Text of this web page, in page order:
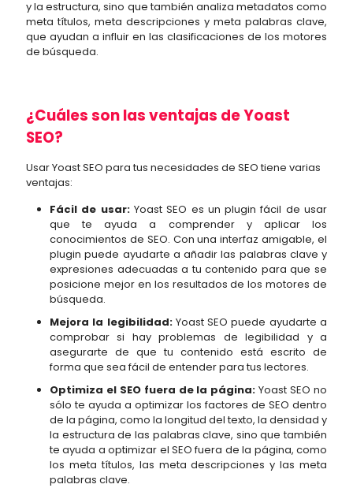
y la estructura, sino que también analiza metadatos como
meta títulos, meta descripciones y meta palabras clave,
que ayudan a influir en las clasificaciones de los motores
de búsqueda.
¿Cuáles son las ventajas de Yoast
SEO?
Usar Yoast SEO para tus necesidades de SEO tiene varias
ventajas:
Fácil de usar:Yoast SEO es un plugin fácil de usar
que te ayuda a comprender y aplicar los
conocimientos de SEO. Con una interfaz amigable, el
plugin puede ayudarte a añadir las palabras clave y
expresiones adecuadas a tu contenido para que se
posicione mejor en los resultados de los motores de
búsqueda.
Mejora la legibilidad:Yoast SEO puede ayudarte a
comprobar si hay problemas de legibilidad y a
asegurarte de que tu contenido está escrito de
forma que sea fácil de entender para tus lectores.
Optimiza el SEO fuera de la página: Yoast SEO no
sólo te ayuda a optimizar los factores de SEO dentro
de la página, como la longitud del texto, la densidad y
la estructura de las palabras clave, sino que también
te ayuda a optimizar el SEO fuera de la página, como
los meta títulos, las meta descripciones y las meta
palabras clave.